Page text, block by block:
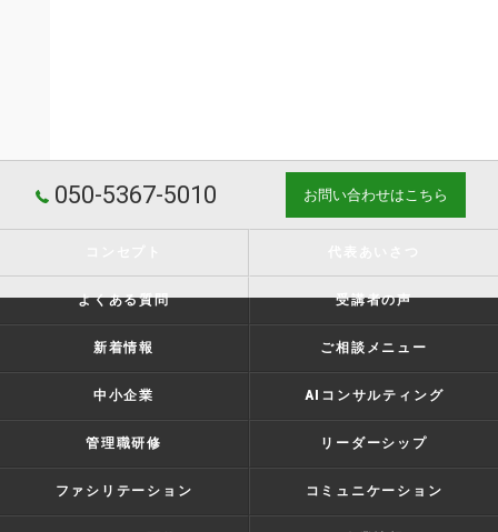
050-5367-5010 お問い合わせはこちら
よくある質問 受講者の声
新着情報 ご相談メニュー
中小企業 AIコンサルティング
管理職研修 リーダーシップ
ファシリテーション コミュニケーション